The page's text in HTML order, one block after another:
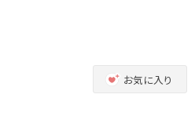
お気に入り